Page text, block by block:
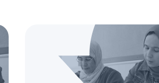
Intervención socioeducativa
con Infancia, Juventud y
Familias